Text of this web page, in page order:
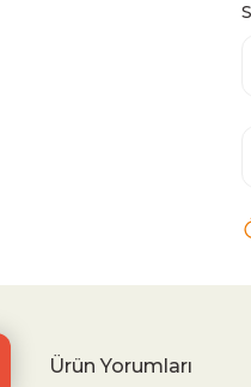
Ürün Yorumları